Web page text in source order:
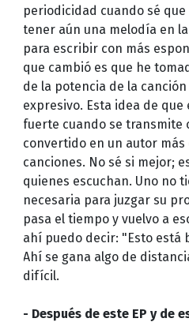
periodicidad cuando sé
tener aún una melodía en
para escribir con más
que cambió es que he
de la potencia de la
expresivo. Esta idea de que
fuerte cuando se transmite
convertido en un autor más
canciones. No sé si mejor;
quienes escuchan. Uno no
necesaria para juzgar su
pasa el tiempo y vuelvo a
ahí puedo decir: "Esto está
Ahí se gana algo de
difícil.
- Después de este EP y de